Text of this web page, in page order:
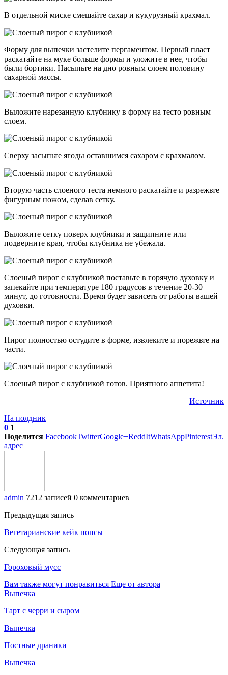
В отдельной миске смешайте сахар и кукурузный крахмал.
Форму для выпечки застелите пергаментом. Первый пласт
раскатайте на муке больше формы и уложите в нее, чтобы
были бортики. Насыпьте на дно ровным слоем половину
сахарной массы.
Выложите нарезанную клубнику в форму на тесто ровным
слоем.
Сверху засыпьте ягоды оставшимся сахаром с крахмалом.
Вторую часть слоеного теста немного раскатайте и разрежьте
фигурным ножом, сделав сетку.
Выложите сетку поверх клубники и защипните или
подверните края, чтобы клубника не убежала.
Слоеный пирог с клубникой поставьте в горячую духовку и
запекайте при температуре 180 градусов в течение 20-30
минут, до готовности. Время будет зависеть от работы вашей
духовки.
Пирог полностью остудите в форме, извлеките и порежьте на
части.
Слоеный пирог с клубникой готов. Приятного аппетита!
Источник
На полдник
0 1
Поделится FacebookTwitterGoogle+ReddItWhatsAppPinterestЭл.
адрес
admin 7212 записей 0 комментариев
Предыдущая запись
Вегетарианские кейк попсы
Следующая запись
Гороховый мусс
Вам также могут понравиться Еще от автора
Выпечка
Тарт с черри и сыром
Выпечка
Постные драники
Выпечка